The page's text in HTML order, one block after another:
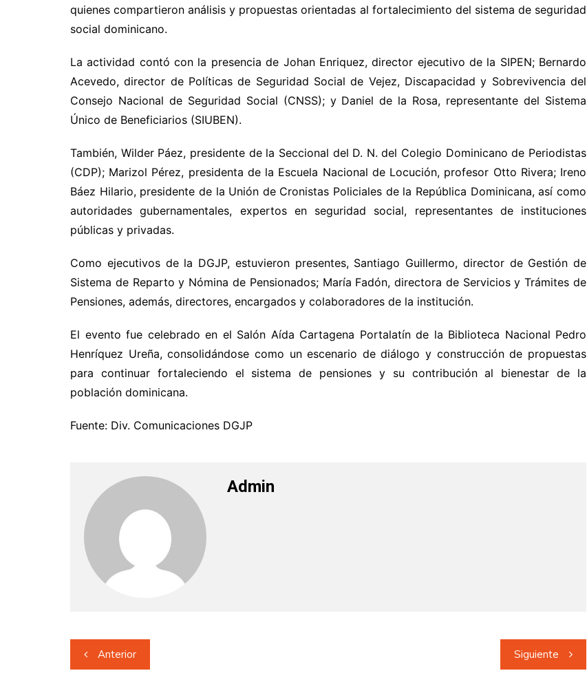
quienes compartieron análisis y propuestas orientadas al fortalecimiento del sistema de seguridad
social dominicano.
La actividad contó con la presencia de Johan Enriquez, director ejecutivo de la SIPEN; Bernardo
Acevedo, director de Políticas de Seguridad Social de Vejez, Discapacidad y Sobrevivencia del
Consejo Nacional de Seguridad Social (CNSS); y Daniel de la Rosa, representante del Sistema
Único de Beneficiarios (SIUBEN).
También, Wilder Páez, presidente de la Seccional del D. N. del Colegio Dominicano de Periodistas
(CDP); Marizol Pérez, presidenta de la Escuela Nacional de Locución, profesor Otto Rivera; Ireno
Báez Hilario, presidente de la Unión de Cronistas Policiales de la República Dominicana, así como
autoridades gubernamentales, expertos en seguridad social, representantes de instituciones
públicas y privadas.
Como ejecutivos de la DGJP, estuvieron presentes, Santiago Guillermo, director de Gestión de
Sistema de Reparto y Nómina de Pensionados; María Fadón, directora de Servicios y Trámites de
Pensiones, además, directores, encargados y colaboradores de la institución.
El evento fue celebrado en el Salón Aída Cartagena Portalatín de la Biblioteca Nacional Pedro
Henríquez Ureña, consolidándose como un escenario de diálogo y construcción de propuestas
para continuar fortaleciendo el sistema de pensiones y su contribución al bienestar de la
población dominicana.
Fuente: Div. Comunicaciones DGJP
Admin
Navegación
Anterior Siguiente